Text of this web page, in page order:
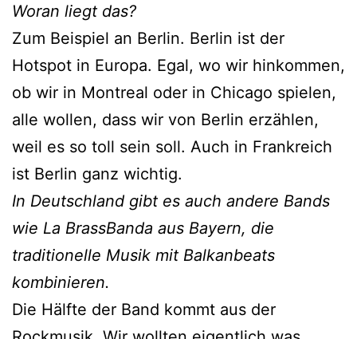
Woran liegt das?
Zum Beispiel an Berlin. Berlin ist der
Hotspot in Europa. Egal, wo wir hinkommen,
ob wir in Montreal oder in Chicago spielen,
alle wollen, dass wir von Berlin erzählen,
weil es so toll sein soll. Auch in Frankreich
ist Berlin ganz wichtig.
In Deutschland gibt es auch andere Bands
wie La BrassBanda aus Bayern, die
traditionelle Musik mit Balkanbeats
kombinieren.
Die Hälfte der Band kommt aus der